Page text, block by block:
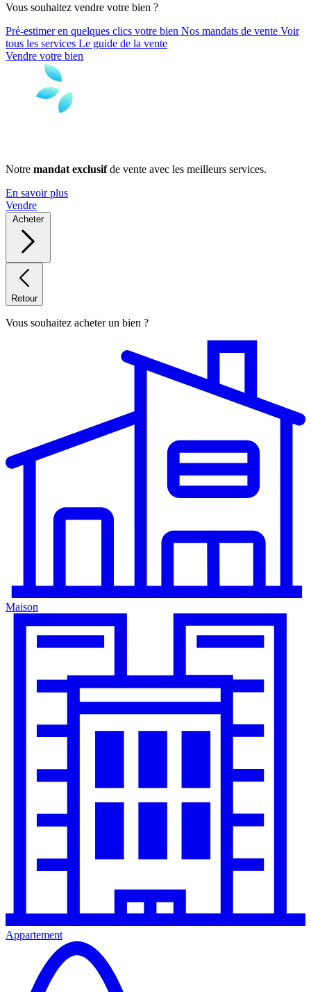
Vous souhaitez vendre votre bien ?
Pré-estimer en quelques clics votre bien Nos mandats de vente Voir
tous les services Le guide de la vente
Vendre votre bien
Notre mandat exclusifde vente avec les meilleurs services.
En savoir plus
Vendre
Acheter
Retour
Vous souhaitez acheter un bien ?
Maison
Appartement